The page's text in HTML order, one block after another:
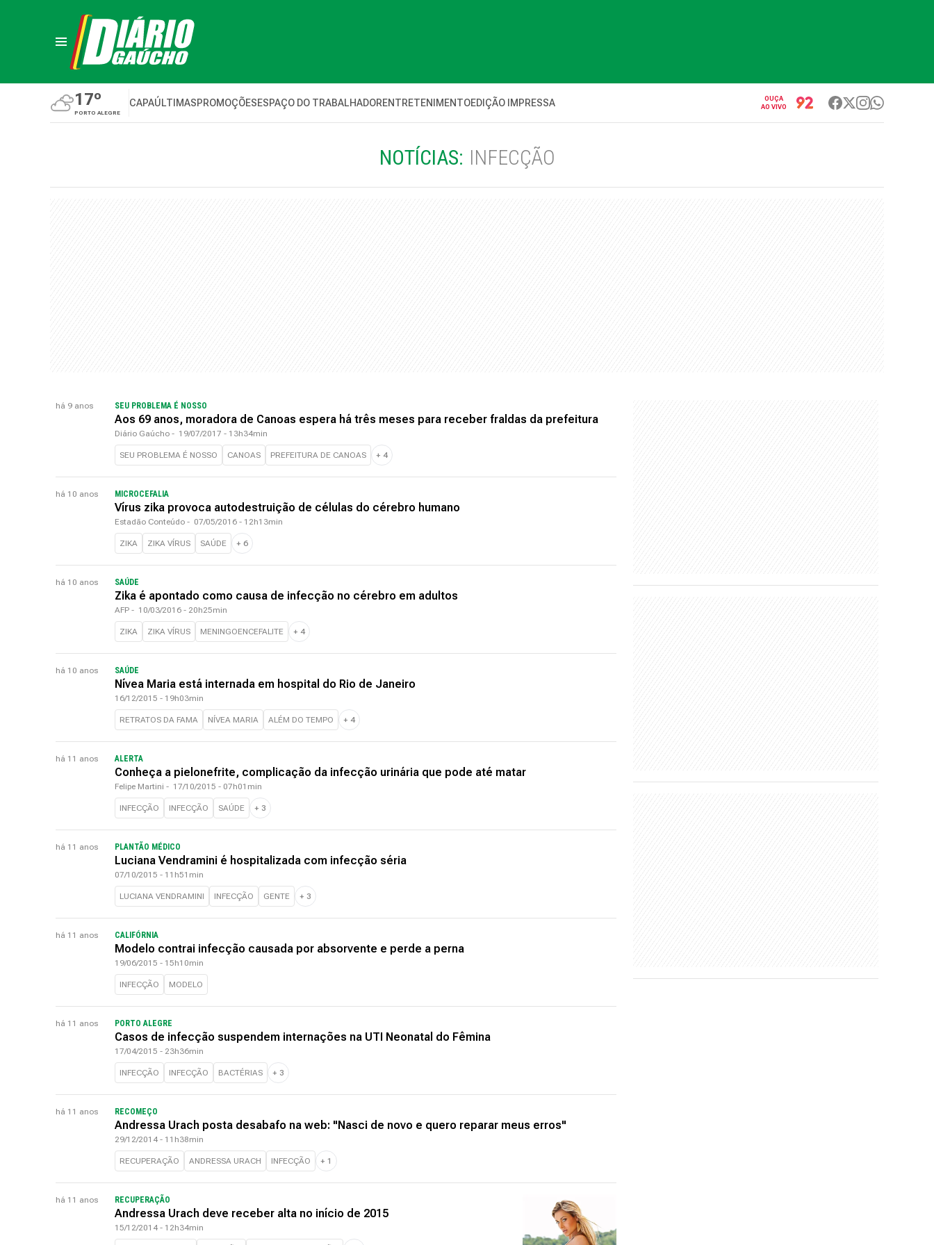
17º
PORTO ALEGRE
CAPAÚLTIMASPROMOÇÕESESPAÇO DO TRABALHADORENTRETENIMENTOEDIÇÃO IMPRESSA
OUÇA
AO VIVO
NOTÍCIAS: INFECÇÃO
há 9 anos SEU PROBLEMA É NOSSO
Aos 69 anos, moradora de Canoas espera há três meses para receber fraldas da prefeitura
Diário Gaúcho - 19/07/2017 - 13h34min
SEU PROBLEMA É NOSSO CANOAS PREFEITURA DE CANOAS + 4
há 10 anos MICROCEFALIA
Vírus zika provoca autodestruição de células do cérebro humano
Estadão Conteúdo - 07/05/2016 - 12h13min
ZIKA ZIKA VÍRUS SAÚDE + 6
há 10 anos SAÚDE
Zika é apontado como causa de infecção no cérebro em adultos
AFP - 10/03/2016 - 20h25min
ZIKA ZIKA VÍRUS MENINGOENCEFALITE + 4
há 10 anos SAÚDE
Nívea Maria está internada em hospital do Rio de Janeiro
16/12/2015 - 19h03min
RETRATOS DA FAMA NÍVEA MARIA ALÉM DO TEMPO + 4
há 11 anos ALERTA
Conheça a pielonefrite, complicação da infecção urinária que pode até matar
Felipe Martini - 17/10/2015 - 07h01min
INFECÇÃO INFECÇÃO SAÚDE + 3
há 11 anos PLANTÃO MÉDICO
Luciana Vendramini é hospitalizada com infecção séria
07/10/2015 - 11h51min
LUCIANA VENDRAMINI INFECÇÃO GENTE + 3
há 11 anos CALIFÓRNIA
Modelo contrai infecção causada por absorvente e perde a perna
19/06/2015 - 15h10min
INFECÇÃO MODELO
há 11 anos PORTO ALEGRE
Casos de infecção suspendem internações na UTI Neonatal do Fêmina
17/04/2015 - 23h36min
INFECÇÃO INFECÇÃO BACTÉRIAS + 3
há 11 anos RECOMEÇO
Andressa Urach posta desabafo na web: "Nasci de novo e quero reparar meus erros"
29/12/2014 - 11h38min
RECUPERAÇÃO ANDRESSA URACH INFECÇÃO + 1
há 11 anos RECUPERAÇÃO
Andressa Urach deve receber alta no início de 2015
15/12/2014 - 12h34min